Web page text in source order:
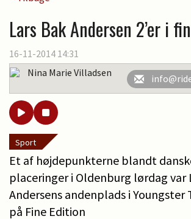
Lars Bak Andersen 2’er i
16-11-2014 14:31
Nina Marie Villadsen
Sport
Et af højdepunkterne blandt
placeringer i Oldenburg lørdag var
Andersens andenplads i Youngster
på Fine Edition